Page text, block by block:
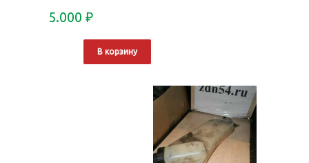
5.000 ₽
В корзину